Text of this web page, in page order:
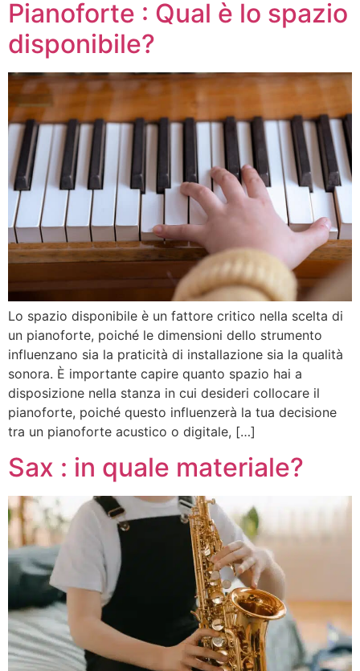
Pianoforte : Qual è lo spazio
disponibile?
Lo spazio disponibile è un fattore critico nella scelta di
un pianoforte, poiché le dimensioni dello strumento
influenzano sia la praticità di installazione sia la qualità
sonora. È importante capire quanto spazio hai a
disposizione nella stanza in cui desideri collocare il
pianoforte, poiché questo influenzerà la tua decisione
tra un pianoforte acustico o digitale, […]
Sax : in quale materiale?